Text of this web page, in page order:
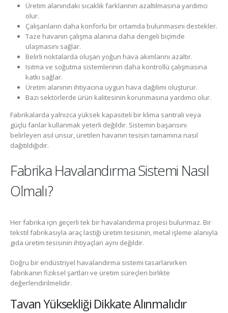
Üretim alanındaki sıcaklık farklarının azaltılmasına yardımcı
olur.
Çalışanların daha konforlu bir ortamda bulunmasını destekler.
Taze havanın çalışma alanına daha dengeli biçimde
ulaşmasını sağlar.
Belirli noktalarda oluşan yoğun hava akımlarını azaltır.
Isıtma ve soğutma sistemlerinin daha kontrollü çalışmasına
katkı sağlar.
Üretim alanının ihtiyacına uygun hava dağılımı oluşturur.
Bazı sektörlerde ürün kalitesinin korunmasına yardımcı olur.
Fabrikalarda yalnızca yüksek kapasiteli bir klima santrali veya
güçlü fanlar kullanmak yeterli değildir. Sistemin başarısını
belirleyen asıl unsur, üretilen havanın tesisin tamamına nasıl
dağıtıldığıdır.
Fabrika Havalandırma Sistemi Nasıl
Olmalı?
Her fabrika için geçerli tek bir havalandırma projesi bulunmaz. Bir
tekstil fabrikasıyla araç lastiği üretim tesisinin, metal işleme alanıyla
gıda üretim tesisinin ihtiyaçları aynı değildir.
Doğru bir endüstriyel havalandırma sistemi tasarlanırken
fabrikanın fiziksel şartları ve üretim süreçleri birlikte
değerlendirilmelidir.
Tavan Yüksekliği Dikkate Alınmalıdır